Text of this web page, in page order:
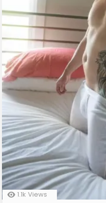
1.1k Views